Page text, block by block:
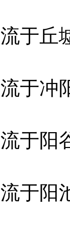
于丘
于冲
于阳
于阳